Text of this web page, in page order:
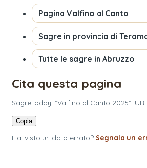
Pagina Valfino al Canto
Sagre in provincia di
Tutte le sagre in Abruzzo
Cita questa pagina
SagreToday. "Valfino al Canto 2025".
Copia
Hai visto un dato errato? Segnala un